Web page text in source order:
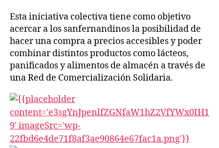
Esta iniciativa colectiva tiene como objetivo
acercar a los sanfernandinos la posibilidad de
hacer una compra a precios accesibles y poder
combinar distintos productos como lácteos,
panificados y alimentos de almacén a través de
una Red de Comercialización Solidaria.